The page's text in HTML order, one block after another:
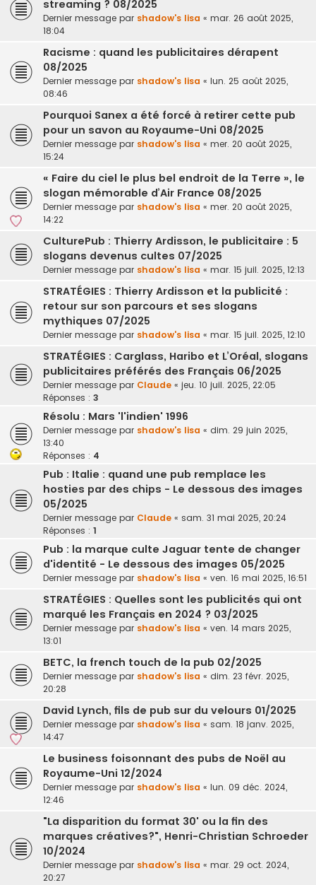
streaming ? 08/2025
Dernier message par shadow's lisa « mar. 26 août 2025,
18:04
Racisme : quand les publicitaires dérapent
08/2025
Dernier message par shadow's lisa « lun. 25 août 2025,
08:46
Pourquoi Sanex a été forcé à retirer cette pub
pour un savon au Royaume-Uni 08/2025
Dernier message par shadow's lisa « mer. 20 août 2025,
15:24
« Faire du ciel le plus bel endroit de la Terre », le
slogan mémorable d’Air France 08/2025
Dernier message par shadow's lisa « mer. 20 août 2025,
14:22
CulturePub : Thierry Ardisson, le publicitaire : 5
slogans devenus cultes 07/2025
Dernier message par shadow's lisa « mar. 15 juil. 2025, 12:13
STRATÉGIES : Thierry Ardisson et la publicité :
retour sur son parcours et ses slogans
mythiques 07/2025
Dernier message par shadow's lisa « mar. 15 juil. 2025, 12:10
STRATÉGIES : Carglass, Haribo et L’Oréal, slogans
publicitaires préférés des Français 06/2025
Dernier message par Claude « jeu. 10 juil. 2025, 22:05
Réponses : 3
Résolu : Mars 'l'indien' 1996
Dernier message par shadow's lisa « dim. 29 juin 2025,
13:40
Réponses : 4
Pub : Italie : quand une pub remplace les
hosties par des chips - Le dessous des images
05/2025
Dernier message par Claude « sam. 31 mai 2025, 20:24
Réponses : 1
Pub : la marque culte Jaguar tente de changer
d'identité - Le dessous des images 05/2025
Dernier message par shadow's lisa « ven. 16 mai 2025, 16:51
STRATÉGIES : Quelles sont les publicités qui ont
marqué les Français en 2024 ? 03/2025
Dernier message par shadow's lisa « ven. 14 mars 2025,
13:01
BETC, la french touch de la pub 02/2025
Dernier message par shadow's lisa « dim. 23 févr. 2025,
20:28
David Lynch, fils de pub sur du velours 01/2025
Dernier message par shadow's lisa « sam. 18 janv. 2025,
14:47
Le business foisonnant des pubs de Noël au
Royaume-Uni 12/2024
Dernier message par shadow's lisa « lun. 09 déc. 2024,
12:46
"La disparition du format 30' ou la fin des
marques créatives?", Henri-Christian Schroeder
10/2024
Dernier message par shadow's lisa « mar. 29 oct. 2024,
20:27